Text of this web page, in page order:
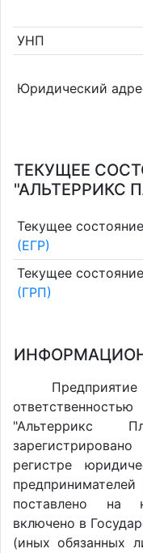
УНП
Юридический
ТЕКУЩЕЕ
"АЛЬТЕРРИКС
Текущее состояние
(ЕГР)
Текущее состояние
(ГРП)
"Альтеррикс
регистре
поставлено на
включено в
(иных обязанных